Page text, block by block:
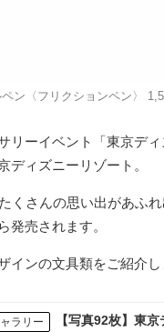
ン〈フリクションペン〉
リーイベント「東京デ
ディズニーリゾート。
くさんの思い出があふ
発売されます。
インの文具類をご紹介し
ラリー
【写真92枚】東